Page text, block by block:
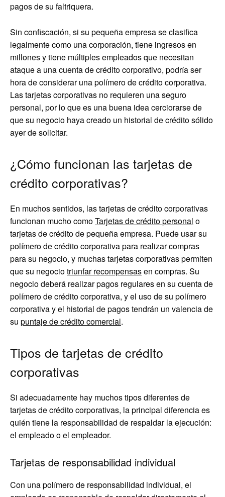
pagos de su faltriquera.
Sin confiscación, si su pequeña empresa se clasifica
legalmente como una corporación, tiene ingresos en
millones y tiene múltiples empleados que necesitan
ataque a una cuenta de crédito corporativo, podría ser
hora de considerar una polímero de crédito corporativa.
Las tarjetas corporativas no requieren una seguro
personal, por lo que es una buena idea cerciorarse de
que su negocio haya creado un historial de crédito sólido
ayer de solicitar.
¿Cómo funcionan las tarjetas de
crédito corporativas?
En muchos sentidos, las tarjetas de crédito corporativas
funcionan mucho comoTarjetas de crédito personal o
tarjetas de crédito de pequeña empresa. Puede usar su
polímero de crédito corporativa para realizar compras
para su negocio, y muchas tarjetas corporativas permiten
que su negociotriunfar recompensasen compras. Su
negocio deberá realizar pagos regulares en su cuenta de
polímero de crédito corporativa, y el uso de su polímero
corporativa y el historial de pagos tendrán un valencia de
su puntaje de crédito comercial.
Tipos de tarjetas de crédito
corporativas
Si adecuadamente hay muchos tipos diferentes de
tarjetas de crédito corporativas, la principal diferencia es
quién tiene la responsabilidad de respaldar la ejecución:
el empleado o el empleador.
Tarjetas de responsabilidad individual
Con una polímero de responsabilidad individual, el